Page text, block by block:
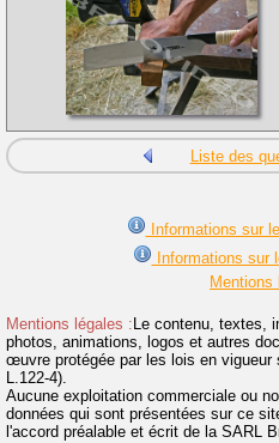
Liste des
Informations sur
Informations sur
Mentions
Mentions légales : Le contenu, textes,
photos, animations, logos et autres
œuvre protégée par les lois en vigueur
L.122-4).
Aucune exploitation commerciale ou
données qui sont présentées sur ce
l'accord préalable et écrit de la SARL